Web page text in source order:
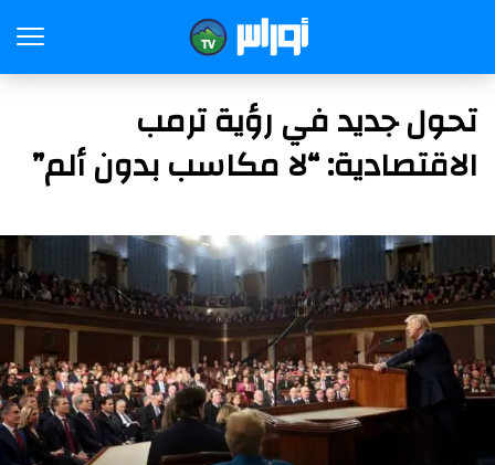
تحول جديد في رؤية ترمب
الاقتصادية: “لا مكاسب بدون ألم”